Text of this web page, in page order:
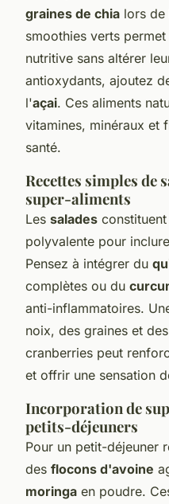
graines de chia lors de
smoothies verts
nutritive sans altérer
antioxydants, ajoutez
l'açai. Ces aliments
vitamines, minéraux et
santé.
Recettes simples de
super-aliments
Les salades
polyvalente pour
Pensez à intégrer du
complètes ou du
anti-inflammatoires.
noix, des graines et
cranberries peut
et offrir une sensation
Incorporation de
petits-déjeuners
Pour un petit-déjeuner
des flocons d'avoine
moringa en poudre.